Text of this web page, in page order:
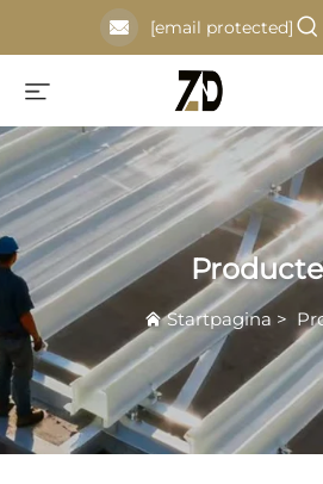
[email protected]
Startpagina >